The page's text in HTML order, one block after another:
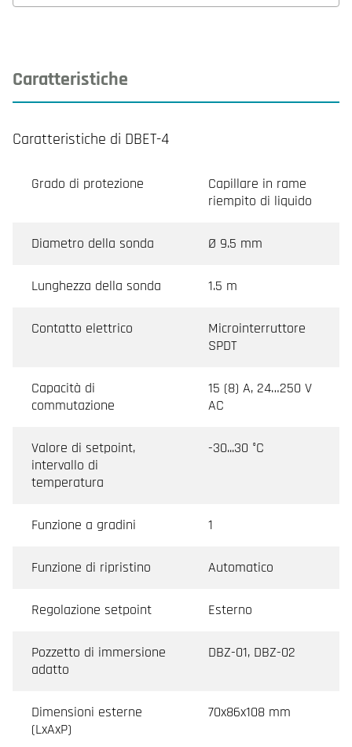
Caratteristiche
Caratteristiche di DBET-4
Grado di protezione
Capillare in rame
riempito di liquido
Diametro della sonda Ø 9.5 mm
Lunghezza della sonda 1.5 m
Contatto elettrico
Microinterruttore
SPDT
Capacità di
commutazione
15 (8) A, 24…250 V
AC
Valore di setpoint,
intervallo di
temperatura
-30...30 °C
Funzione a gradini 1
Funzione di ripristino Automatico
Regolazione setpoint Esterno
Pozzetto di immersione
adatto
DBZ-01, DBZ-02
Dimensioni esterne
(LxAxP)
70x86x108 mm